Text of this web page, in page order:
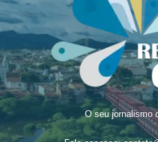
O seu jornalismo